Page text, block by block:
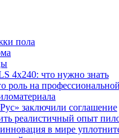
пола
4х240: что нужно знать
роль на
заключили соглашение
реалистичный опыт
в мире